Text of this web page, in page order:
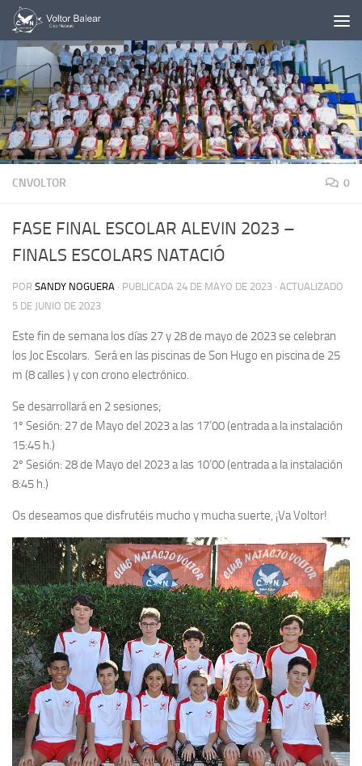
Saltar al contenido
CNVOLTOR 0
FASE FINAL ESCOLAR ALEVIN 2023 –
FINALS ESCOLARS NATACIÓ
POR SANDY NOGUERA · PUBLICADA 24 DE MAYO DE 2023 · ACTUALIZADO
5 DE JUNIO DE 2023
Este fin de semana los días 27 y 28 de mayo de 2023 se celebran
los Joc Escolars. Será en las piscinas de Son Hugo en piscina de 25
m (8 calles ) y con crono electrónico.
Se desarrollará en 2 sesiones;
1º Sesión: 27 de Mayo del 2023 a las 17’00 (entrada a la instalación
15:45 h.)
2º Sesión: 28 de Mayo del 2023 a las 10’00 (entrada a la instalación
8:45 h.)
Os deseamos que disfrutéis mucho y mucha suerte, ¡Va Voltor!